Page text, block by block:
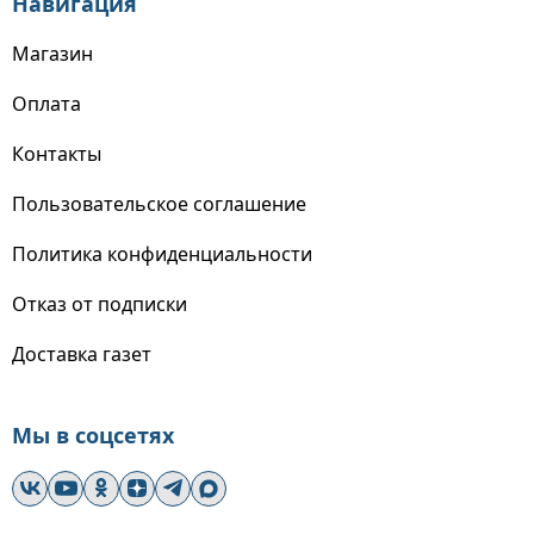
Магазин
Оплата
Контакты
Пользовательское соглашение
Политика конфиденциальности
Отказ от подписки
Доставка газет
Мы в соцсетях